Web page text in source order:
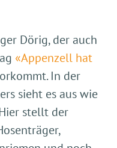
Dörig, der auch
«Appenzell hat
In der
sieht es aus wie
stellt der